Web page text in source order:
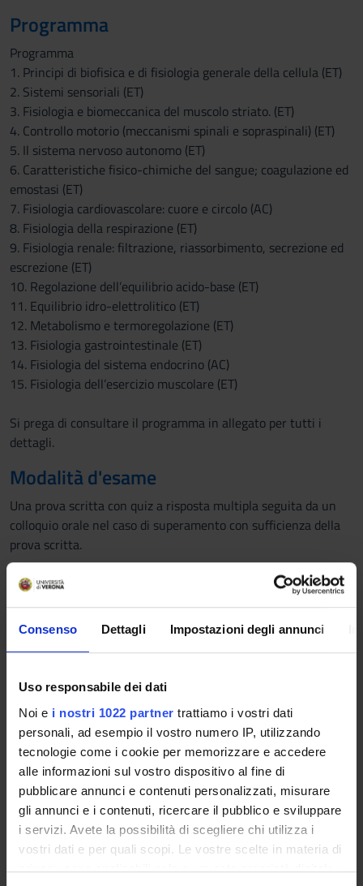
Consenso Dettagli Impostazioni degli annunci
Uso responsabile dei dati
Noi e i nostri 1022 partner trattiamo i vostri dati
personali, ad esempio il vostro numero IP, utilizzando
tecnologie come i cookie per memorizzare e accedere
alle informazioni sul vostro dispositivo al fine di
pubblicare annunci e contenuti personalizzati, misurare
gli annunci e i contenuti, ricercare il pubblico e sviluppare
i servizi. Avete la possibilità di scegliere chi utilizza i
vostri dati e per quali scopi. Le vostre scelte in materia di
privacy sono applicabili solo su questa proprietà digitale
Programma
Programma
1. Principi di biofisica e di fisiologia generale della cellula (ET)
2. Sistemi sensoriali (ET)
3. Fisiologia e biomeccanica del muscolo striato. (ET)
4. Controllo motorio (meccanismi spinali e sopraspinali) (ET)
5. Il sistema nervoso autonomo (ET)
6. Caratteristiche fisico-chimiche del sangue; coagulazione ed
emostasi (ET)
7. Fisiologia cardiovascolare: cuore e circolo (AC)
8. Fisiologia della respirazione (ET)
9. Fisiologia renale: filtrazione, riassorbimento, secrezione ed
escrezione (ET)
10. Regolazione dell’equilibrio acido-base (ET)
11. Equilibrio idro-elettrolitico (ET)
12. Metabolismo e termoregolazione (ET)
13. Fisiologia gastrointestinale (ET)
14. Fisiologia del sistema endocrino (AC)
15. Fisiologia dell’esercizio muscolare (ET)
Si prega di consultare il programma in allegato per tutti i
dettagli.
Modalità d'esame
Una prova scritta con quiz a risposta multipla seguita da un
colloquio orale nel caso di superamento con sufficienza della
prova scritta.
Le/gli studentesse/studenti con disabilità o disturbi
specifici di apprendimento (DSA), che intendano
richiedere l'adattamento della prova d'esame, devono
seguire le indicazioni riportateQUI
Materiale e documenti
00_ FGE_Tam (pdf, it, 415 KB, 11/17/16)
01_Comunicazioni tra cellula e ambiente
(pdf, it, 3689 KB, 11/17/16)
02_Potenziale di membrana
(pdf, it, 2221 KB, 11/17/16)